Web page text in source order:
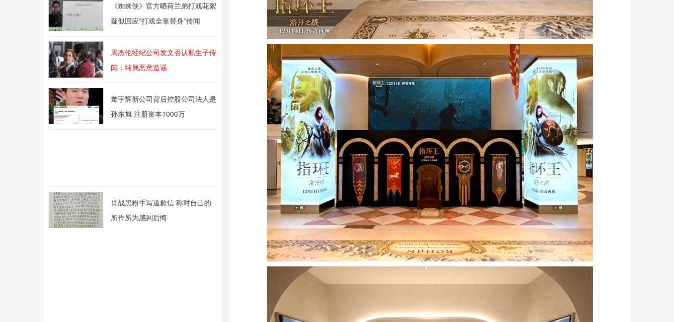
《蜘蛛侠》官方晒荷兰弟打戏花絮
疑似回应“打戏全靠替身”传闻
周杰伦经纪公司发文否认私生子传
闻：纯属恶意造谣
董宇辉新公司背后控股公司法人是
孙东旭 注册资本1000万
肖战黑粉手写道歉信 称对自己的
所作所为感到后悔